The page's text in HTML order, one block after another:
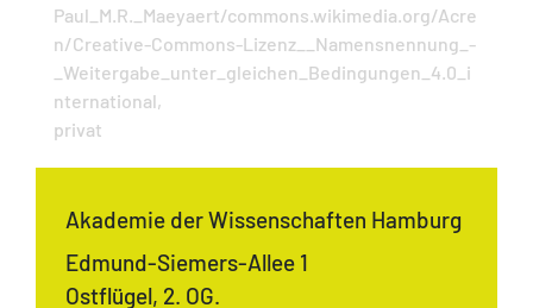
Paul_M.R._Maeyaert/commons.wikimedia.org/Acre
n/Creative-Commons-Lizenz__Namensnennung_-
_Weitergabe_unter_gleichen_Bedingungen_4.0_i
nternational,
privat
Akademie der Wissenschaften Hamburg
Edmund-Siemers-Allee 1
Ostflügel, 2. OG.